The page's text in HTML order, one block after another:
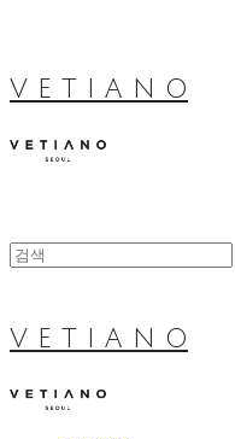
V E T I A N O
V E T I A N O